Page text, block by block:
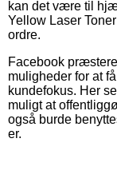
kan det være til
Yellow Laser
ordre.
Facebook
muligheder for at
kundefokus. Her
muligt at
også burde
er.